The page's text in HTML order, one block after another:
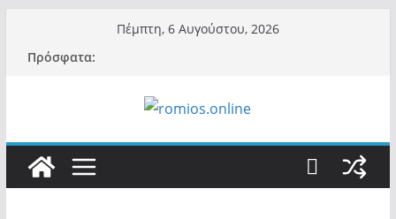
περιεχόμενο
Πέμπτη, 6 Αυγούστου, 2026
Πρόσφατα: